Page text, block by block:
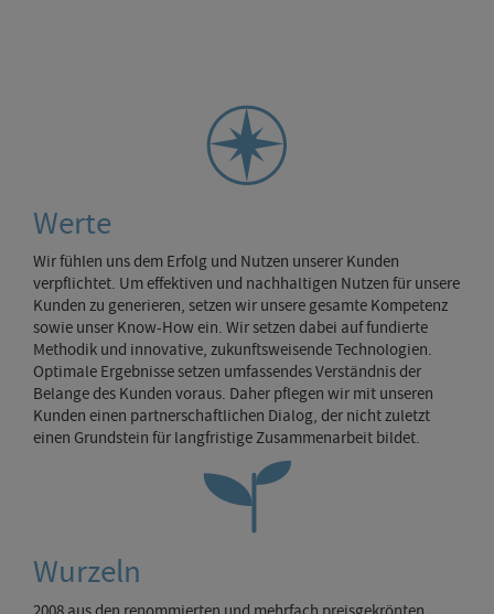
Werte
Wir fühlen uns dem Erfolg und Nutzen unserer Kunden
verpflichtet. Um effektiven und nachhaltigen Nutzen für unsere
Kunden zu generieren, setzen wir unsere gesamte Kompetenz
sowie unser Know-How ein. Wir setzen dabei auf fundierte
Methodik und innovative, zukunftsweisende Technologien.
Optimale Ergebnisse setzen umfassendes Verständnis der
Belange des Kunden voraus. Daher pflegen wir mit unseren
Kunden einen partnerschaftlichen Dialog, der nicht zuletzt
einen Grundstein für langfristige Zusammenarbeit bildet.
Wurzeln